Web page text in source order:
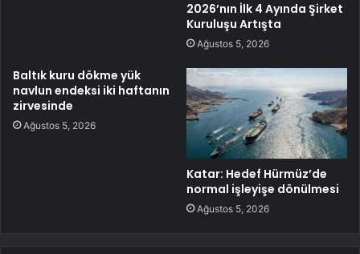
2026’nın İlk 4 Ayında Şirket
Kuruluşu Artışta
Ağustos 5, 2026
Baltık kuru dökme yük
navlun endeksi iki haftanın
zirvesinde
Ağustos 5, 2026
Katar: Hedef Hürmüz’de
normal işleyişe dönülmesi
Ağustos 5, 2026